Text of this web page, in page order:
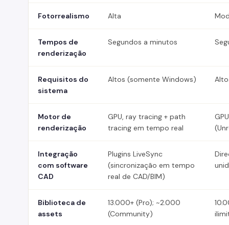
Fotorrealismo Alta
Tempos de
renderização
Segundos a minutos
Requisitos do
sistema
Altos (somente Windows)
Motor de
renderização
GPU, ray tracing + path
tracing em tempo real
Integração
com software
CAD
Plugins LiveSync
(sincronização em tempo
real de CAD/BIM)
Biblioteca de
assets
13.000+ (Pro); ~2.000
(Community)